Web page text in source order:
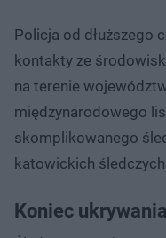
Policja od dłuższego
kontakty ze
na terenie
międzynarodowego
skomplikowanego
katowickich
Koniec